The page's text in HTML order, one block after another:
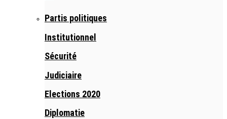
Partis politiques
Institutionnel
Sécurité
Judiciaire
Elections 2020
Diplomatie